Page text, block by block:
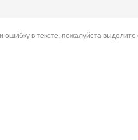
ошибку в тексте, пожалуйста